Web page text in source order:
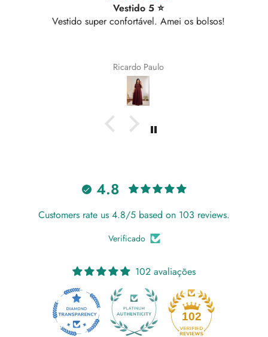
Vestido 5 ⭐
Vestido super confortável. Amei os bolsos!
Ricardo Paulo
4.8
Customers rate us 4.8/5 based on 103 reviews.
Verificado
102 avaliações
102